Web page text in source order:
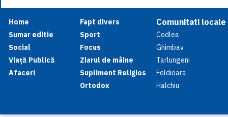
Home
Sumar editie
Social
Viață Publică
Afaceri
Fapt divers
Sport
Focus
Ziarul de mâine
Supliment Religios
Ortodox
Comunitati locale
Codlea
Ghimbav
Tarlungeni
Feldioara
Halchiu